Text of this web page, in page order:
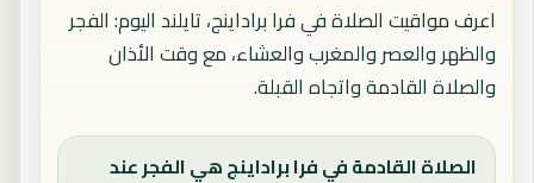
اعرف مواقيت الصلاة في فرا براداينج، تايلند اليوم: الفجر
والظهر والعصر والمغرب والعشاء، مع وقت الأذان
والصلاة القادمة واتجاه القبلة.
الصلاة القادمة في فرا براداينج هي الفجر عند